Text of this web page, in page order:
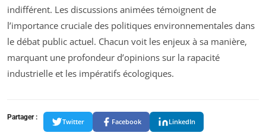
indifférent. Les discussions animées témoignent de
l’importance cruciale des politiques environnementales dans
le débat public actuel. Chacun voit les enjeux à sa manière,
marquant une profondeur d’opinions sur la rapacité
industrielle et les impératifs écologiques.
Partager :
Twitter Facebook LinkedIn